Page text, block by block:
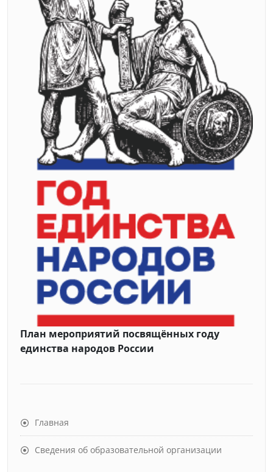
План мероприятий посвящённых году
единства народов России
Главная
Сведения об образовательной организации